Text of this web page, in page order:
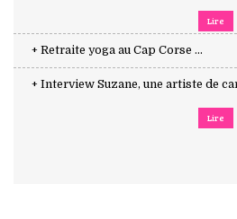
Lire
+ Retraite yoga au Cap Corse ...
+ Interview Suzane, une artiste de
Lire